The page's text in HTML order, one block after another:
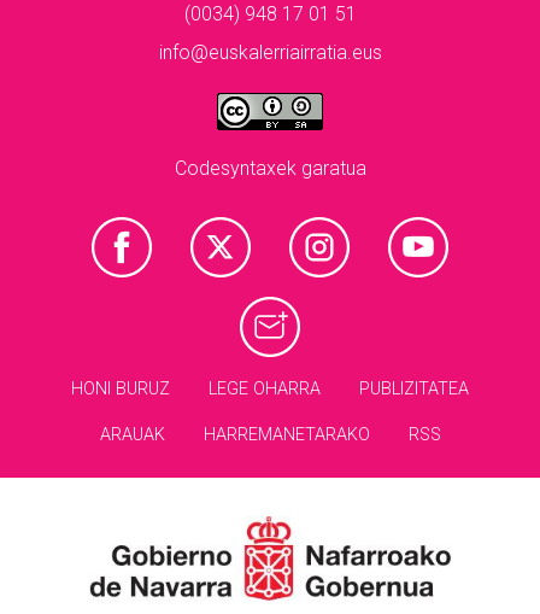
(0034) 948 17 01 51
info@euskalerriairratia.eus
Codesyntaxek garatua
HONI BURUZ LEGE OHARRA PUBLIZITATEA
ARAUAK HARREMANETARAKO RSS